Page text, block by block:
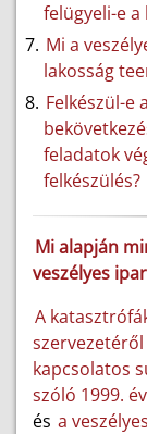
felügyeli-e
Mi a
lakosság
Felkészül-e
feladatok
felkészülés?
Mi alapján
veszélyes
A
szervezetéről
kapcsolatos
szóló 1999.
és a